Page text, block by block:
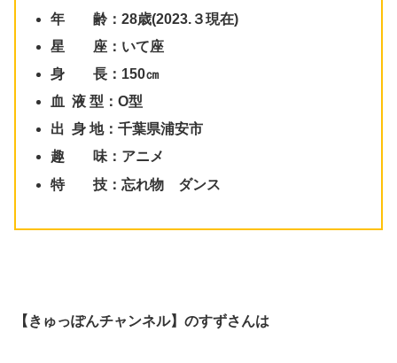
年 齢：28歳(2023.３現在)
星 座：いて座
身 長：150㎝
血 液 型：O型
出 身 地：千葉県浦安市
趣 味：アニメ
特 技：忘れ物 ダンス
【きゅっぽんチャンネル】のすずさんは